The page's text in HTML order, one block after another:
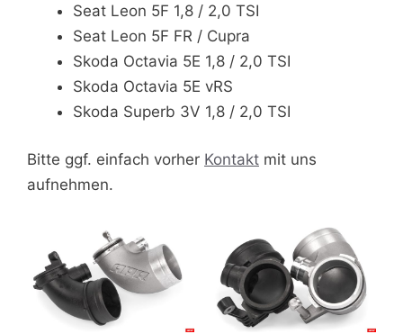
Seat Leon 5F 1,8 / 2,0 TSI
Seat Leon 5F FR / Cupra
Skoda Octavia 5E 1,8 / 2,0 TSI
Skoda Octavia 5E vRS
Skoda Superb 3V 1,8 / 2,0 TSI
Bitte ggf. einfach vorher Kontakt mit uns
aufnehmen.